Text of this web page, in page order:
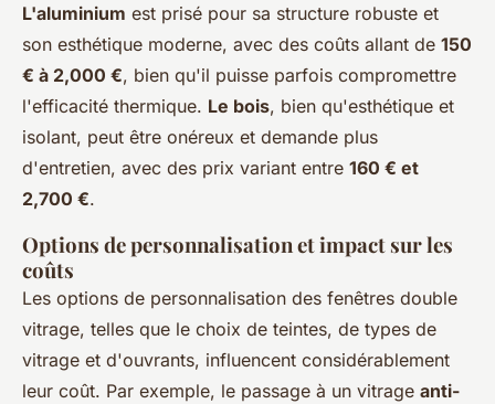
L'aluminium est prisé pour sa structure robuste et
son esthétique moderne, avec des coûts allant de 150
€ à 2,000 €, bien qu'il puisse parfois compromettre
l'efficacité thermique. Le bois, bien qu'esthétique et
isolant, peut être onéreux et demande plus
d'entretien, avec des prix variant entre 160 € et
2,700 €.
Options de personnalisation et impact sur les
coûts
Les options de personnalisation des fenêtres double
vitrage, telles que le choix de teintes, de types de
vitrage et d'ouvrants, influencent considérablement
leur coût. Par exemple, le passage à un vitrage anti-